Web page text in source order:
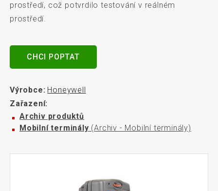
prostředí, což potvrdilo testování v reálném
prostředí.
CHCI POPTAT
Výrobce: Honeywell
Zařazení:
Archiv produktů
Mobilní terminály (Archiv - Mobilní terminály)